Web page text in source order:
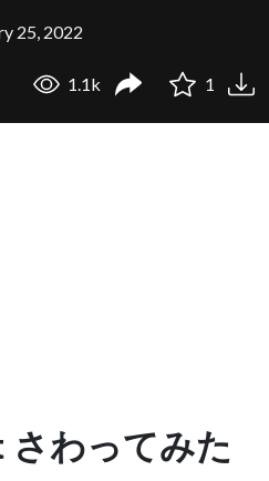
25, 2022
1.1k 1
わってみた